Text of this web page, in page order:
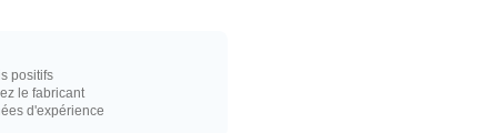
positifs
le fabricant
d'expérience